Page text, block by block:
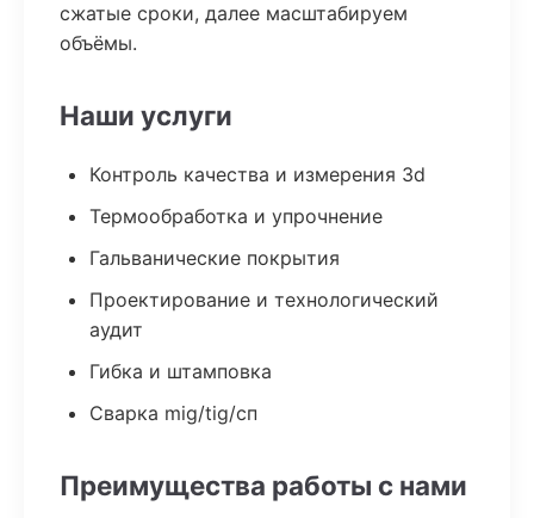
сжатые сроки, далее масштабируем
объёмы.
Наши услуги
Контроль качества и измерения 3d
Термообработка и упрочнение
Гальванические покрытия
Проектирование и технологический
аудит
Гибка и штамповка
Сварка mig/tig/сп
Преимущества работы с нами